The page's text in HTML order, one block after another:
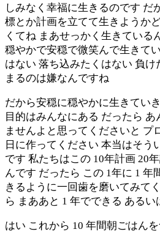
しみなく幸福に生きるのです だ
標とか計画を立てて生きようか
くてね まあせっかく生きている
穏やかで安穏で微笑んで生きて
はない 落ち込みたくはない 負
まるのは嫌なんですね
だから安穏に穏やかに生きてい
目的はみんなにある だったら
ませんよと思ってくださいと プ
日に作ってください 本当はそう
です 私たちはこの 10年計画 20
んです だったら この 1年に 1 年
きるように一回歯を磨いてみて
ら まああと 1 年でできる ある
はい これから 10 年間朝ごはん